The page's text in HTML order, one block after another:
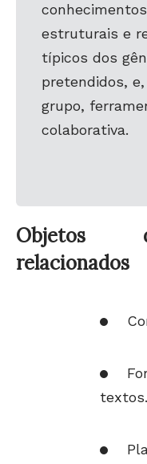
estruturais e
típicos dos
pretendidos,
grupo,
colaborativa.
Objetos
relacionados
textos.